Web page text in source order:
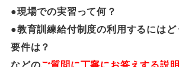
●現場での実習って何？
●教育訓練給付制度の利用するにはど
要件は？
などのご質問に丁寧にお答えする説